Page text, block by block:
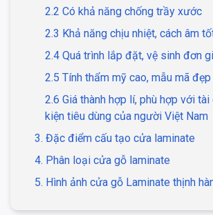
2.2 Có khả năng chống trầy xước
2.3 Khả năng chịu nhiệt, cách âm
2.4 Quá trình lắp đặt, vệ sinh đơn
2.5 Tính thẩm mỹ cao, mẫu mã
2.6 Giá thành hợp lí, phù hợp với
kiện tiêu dùng của người Việt Nam
3. Đặc điểm cấu tạo cửa laminate
4. Phân loại cửa gỗ laminate
5. Hình ảnh cửa gỗ Laminate thịnh